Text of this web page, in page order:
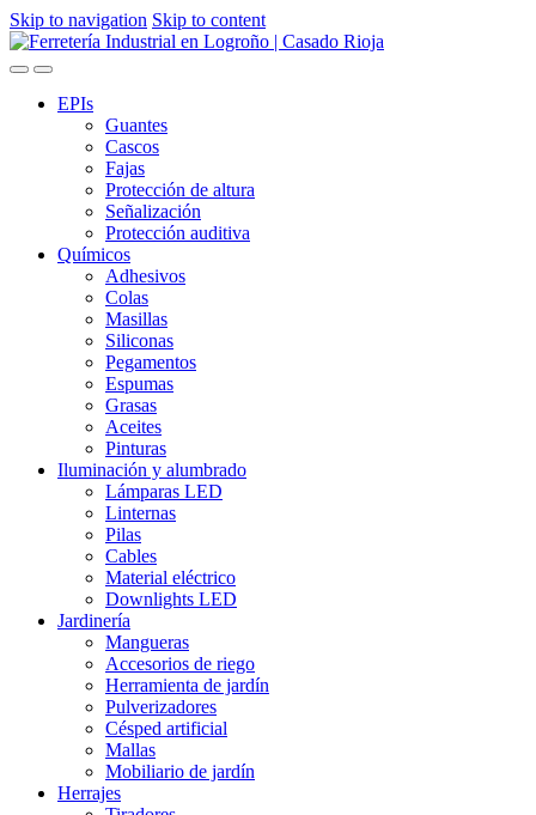
Skip to navigation Skip to content
EPIs
Guantes
Cascos
Fajas
Protección de altura
Señalización
Protección auditiva
Químicos
Adhesivos
Colas
Masillas
Siliconas
Pegamentos
Espumas
Grasas
Aceites
Pinturas
Iluminación y alumbrado
Lámparas LED
Linternas
Pilas
Cables
Material eléctrico
Downlights LED
Jardinería
Mangueras
Accesorios de riego
Herramienta de jardín
Pulverizadores
Césped artificial
Mallas
Mobiliario de jardín
Herrajes